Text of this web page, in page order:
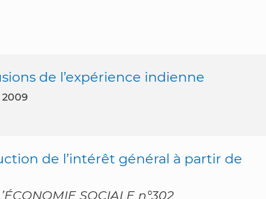
de l’expérience indienne
2009
de l’intérêt général à partir de
SOCIALE n°302